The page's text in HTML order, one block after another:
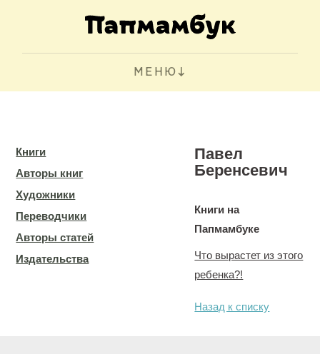
МЕНЮ
Книги
Авторы книг
Художники
Переводчики
Авторы статей
Издательства
Павел
Беренсевич
Книги на
Папмамбуке
Что вырастет из этого
ребенка?!
Назад к списку